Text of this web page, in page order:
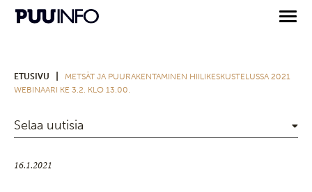
ETUSIVU
METSÄT JA PUURAKENTAMINEN HIILIKESKUSTELUSSA 2021
WEBINAARI KE 3.2. KLO 13.00.
Selaa uutisia
16.1.2021